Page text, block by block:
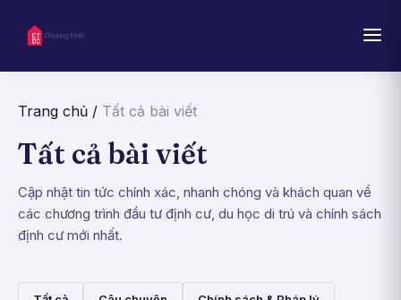
Trang chủ / Tất cả bài viết
Tất cả bài viết
Cập nhật tin tức chính xác, nhanh chóng và khách quan về
các chương trình đầu tư định cư, du học di trú và chính sách
định cư mới nhất.